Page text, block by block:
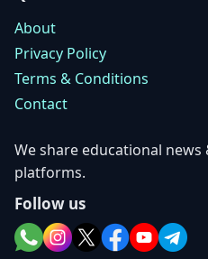
About
Privacy Policy
Terms & Conditions
Contact
We share educational
platforms.
Follow us